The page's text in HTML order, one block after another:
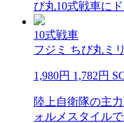
び丸10式戦車に
10式戦車
フジミ ちび丸ミ
1,980円 1,782円
陸上自衛隊の主
ォルメスタイル